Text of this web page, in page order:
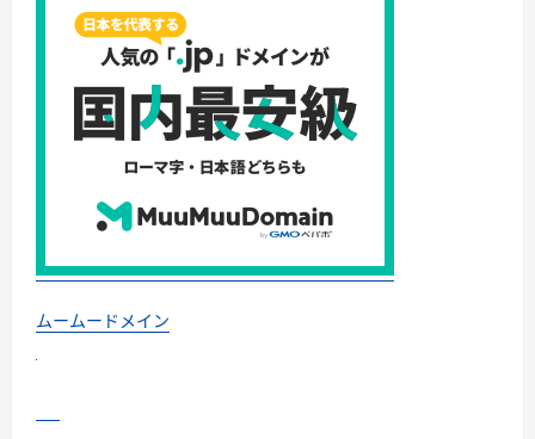
リ
ー
ス
記
キ
ャ
ン
ペ
ー
ン
ー
ム
ド
メ
ムームードメイン